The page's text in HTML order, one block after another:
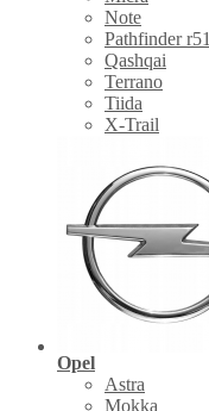
Note
Pathfinder r51
Qashqai
Terrano
Tiida
X-Trail
Opel
Astra
Mokka